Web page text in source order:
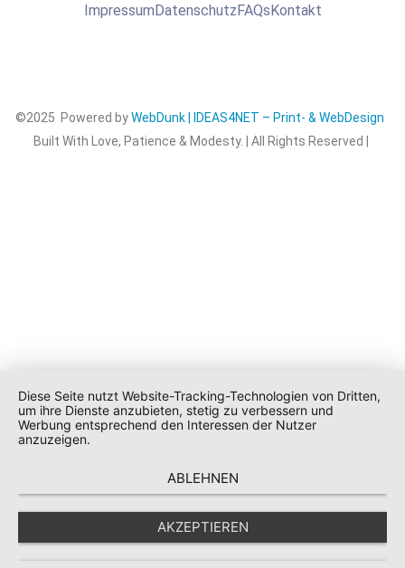
ImpressumDatenschutzFAQsKontakt
©2025 Powered byWebDunk | IDEAS4NET – Print- & WebDesign
Built With Love, Patience & Modesty. | All Rights Reserved |
Diese Seite nutzt Website-Tracking-Technologien von Dritten,
um ihre Dienste anzubieten, stetig zu verbessern und
Werbung entsprechend den Interessen der Nutzer
anzuzeigen.
ABLEHNEN
AKZEPTIEREN